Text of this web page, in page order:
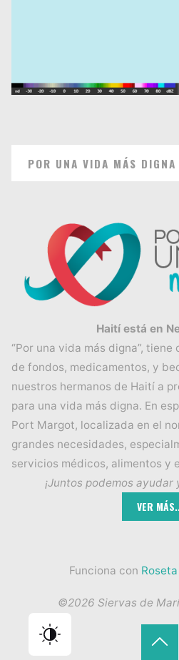
POR UNA VIDA MÁS DIGNA
Haití está en
“Por una vida más digna”,
de fondos, medicamentos, y
nuestros hermanos de Haití a
para una vida más digna. En
Port Margot, localizada en el
grandes necesidades,
servicios médicos, alimentos y
¡Juntos podemos
Funciona con Roseta
©2026 Siervas de